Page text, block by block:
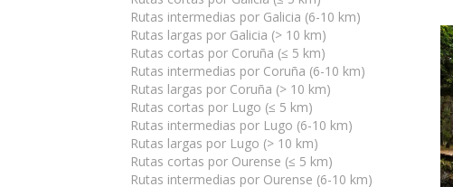
Rutas intermedias por Galicia (6-10 km)
Rutas largas por Galicia (> 10 km)
Rutas cortas por Coruña (≤ 5 km)
Rutas intermedias por Coruña (6-10 km)
Rutas largas por Coruña (> 10 km)
Rutas cortas por Lugo (≤ 5 km)
Rutas intermedias por Lugo (6-10 km)
Rutas largas por Lugo (> 10 km)
Rutas cortas por Ourense (≤ 5 km)
Rutas intermedias por Ourense (6-10 km)